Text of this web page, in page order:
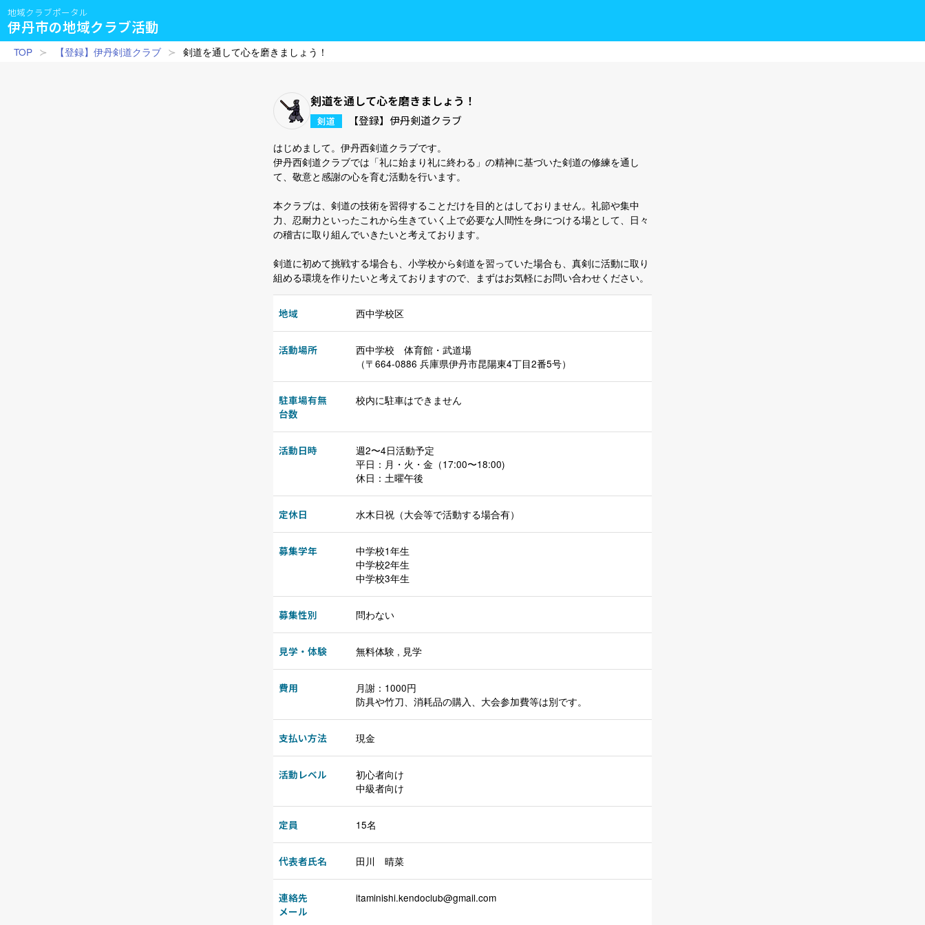
地域クラブポータル
伊丹市の地域クラブ活動
TOP 【登録】伊丹剣道クラブ 剣道を通して心を磨きましょう！
剣道を通して心を磨きましょう！
剣道 【登録】伊丹剣道クラブ
はじめまして。伊丹西剣道クラブです。
伊丹西剣道クラブでは「礼に始まり礼に終わる」の精神に基づいた剣道の修練を通し
て、敬意と感謝の心を育む活動を行います。
本クラブは、剣道の技術を習得することだけを目的とはしておりません。礼節や集中
力、忍耐力といったこれから生きていく上で必要な人間性を身につける場として、日々
の稽古に取り組んでいきたいと考えております。
剣道に初めて挑戦する場合も、小学校から剣道を習っていた場合も、真剣に活動に取り
組める環境を作りたいと考えておりますので、まずはお気軽にお問い合わせください。
地域 西中学校区
活動場所
西中学校 体育館・武道場
（〒664-0886 兵庫県伊丹市昆陽東4丁目2番5号）
駐車場有無
台数
校内に駐車はできません
活動日時
週2〜4日活動予定
平日：月・火・金（17:00〜18:00)
休日：土曜午後
定休日 水木日祝（大会等で活動する場合有）
募集学年
中学校1年生
中学校2年生
中学校3年生
募集性別 問わない
見学・体験 無料体験 , 見学
費用
月謝：1000円
防具や竹刀、消耗品の購入、大会参加費等は別です。
支払い方法 現金
活動レベル
初心者向け
中級者向け
定員 15名
代表者氏名 田川 晴菜
連絡先
メール
itaminishi.kendoclub@gmail.com